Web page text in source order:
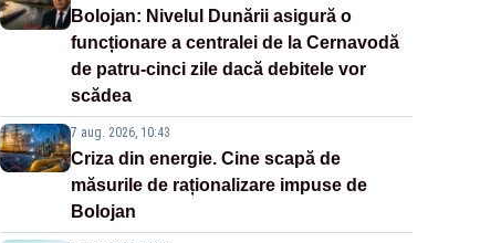
Bolojan: Nivelul Dunării asigură o
funcționare a centralei de la Cernavodă
de patru-cinci zile dacă debitele vor
scădea
7 aug. 2026, 10:43
Criza din energie. Cine scapă de
măsurile de raționalizare impuse de
Bolojan